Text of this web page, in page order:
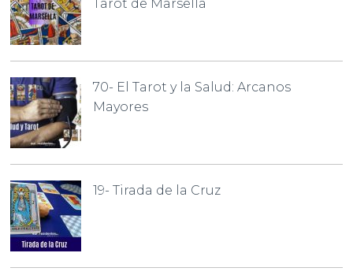
Tarot de Marsella
70- El Tarot y la Salud: Arcanos
Mayores
19- Tirada de la Cruz